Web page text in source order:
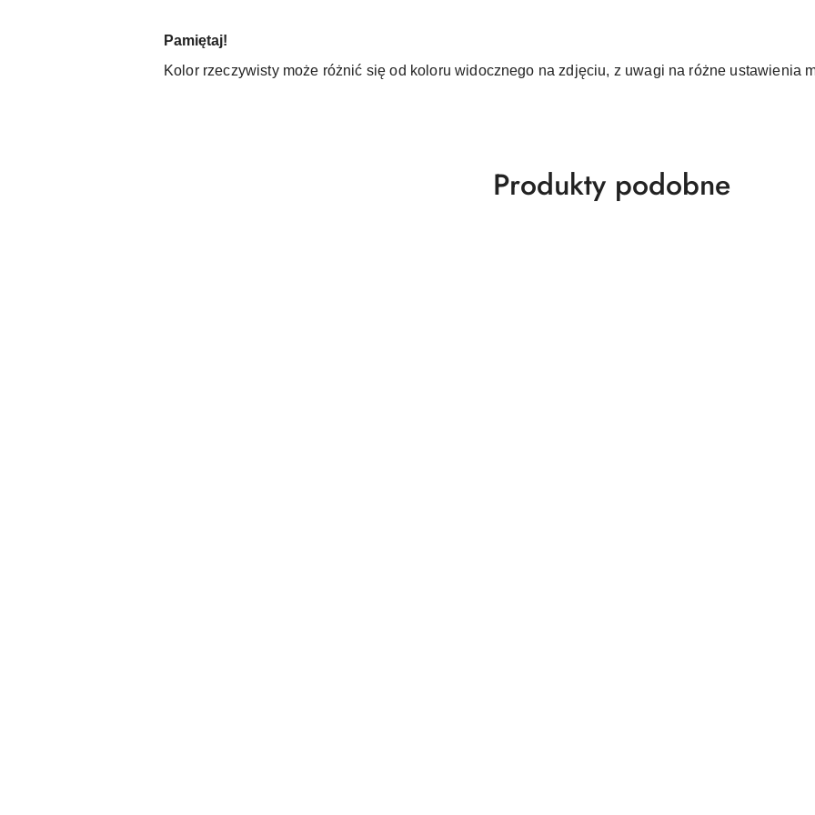
Pamiętaj!
Kolor rzeczywisty może różnić się od koloru widocznego na zdjęciu, z uwagi na różne ustawienia
Produkty
Produkty podobne